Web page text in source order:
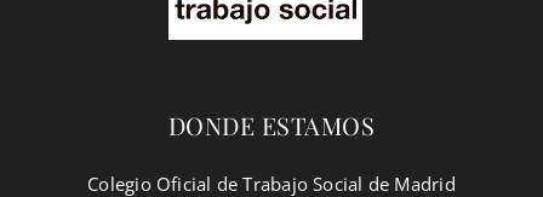
DONDE ESTAMOS
Colegio Oficial de Trabajo Social de Madrid